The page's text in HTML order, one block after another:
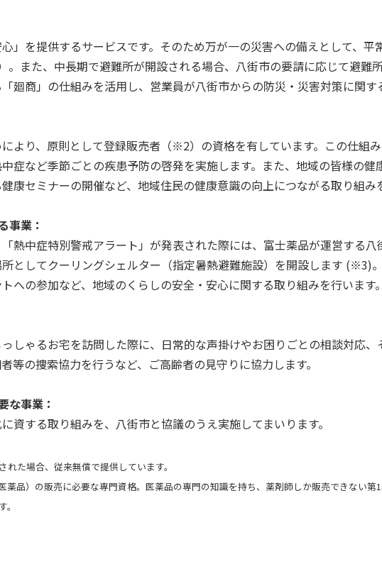
」を提供するサービスです。そのため万が一の災害への備えとして、
また、中長期で避難所が開設される場合、八街市の要請に応じて避難
廻商」の仕組みを活用し、営業員が八街市からの防災・災害対策に関す
より、原則として登録販売者（※2）の資格を有しています。この仕組
症など季節ごとの疾患予防の啓発を実施します。また、地域の皆様の
康セミナーの開催など、地域住民の健康意識の向上につながる取り組み
事業：
熱中症特別警戒アラート」が発表された際には、富士薬品が運営する
としてクーリングシェルター（指定暑熱避難施設）を開設します (※3)
への参加など、地域のくらしの安全・安心に関する取り組みを行います。
しゃるお宅を訪問した際に、日常的な声掛けやお困りごとの相談対応
等の捜索協力を行うなど、ご高齢者の見守りに協力します。
な事業：
資する取り組みを、八街市と協議のうえ実施してまいります。
た場合、従来無償で提供しています。
薬品）の販売に必要な専門資格。医薬品の専門の知識を持ち、薬剤師しか販売できない第